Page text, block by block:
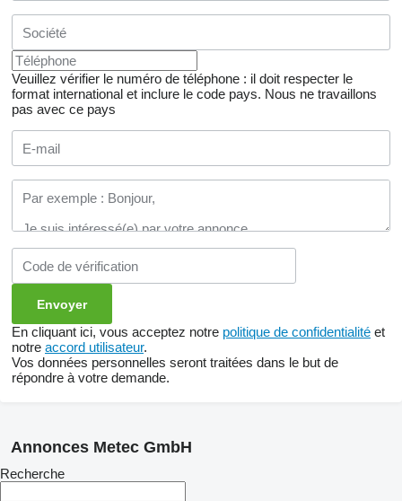
Veuillez vérifier le numéro de téléphone : il doit respecter le
format international et inclure le code pays. Nous ne travaillons
pas avec ce pays
En cliquant ici, vous acceptez notre politique de confidentialité et
notre accord utilisateur.
Vos données personnelles seront traitées dans le but de
répondre à votre demande.
Annonces Metec GmbH
Recherche